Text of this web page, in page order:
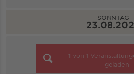
SONNTAG
1 von 1
geladen